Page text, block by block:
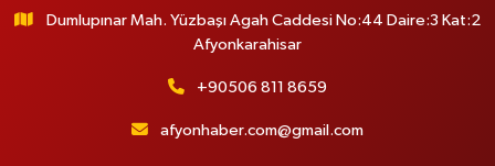
Dumlupınar Mah. Yüzbaşı Agah Caddesi No:44 Daire:3 Kat:2
Afyonkarahisar
+90506 811 8659
afyonhaber.com@gmail.com